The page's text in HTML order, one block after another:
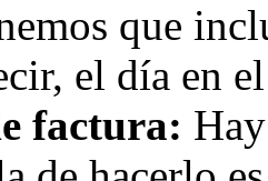
que
el día en
factura: